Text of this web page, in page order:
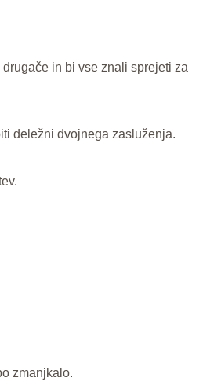
in bi vse znali sprejeti za
deležni dvojnega zasluženja.
zmanjkalo.